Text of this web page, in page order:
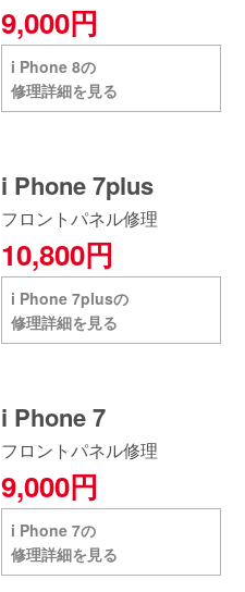
9,000円
i Phone 8の
修理詳細を見る
i Phone 7plus
フロントパネル修理
10,800円
i Phone 7plusの
修理詳細を見る
i Phone 7
フロントパネル修理
9,000円
i Phone 7の
修理詳細を見る